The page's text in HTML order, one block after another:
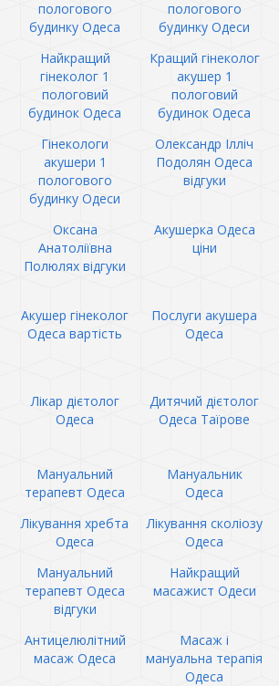
пологового
будинку Одеса
пологового
будинку Одеси
Найкращий
гінеколог 1
пологовий
будинок Одеса
Кращий гінеколог
акушер 1
пологовий
будинок Одеса
Гінекологи
акушери 1
пологового
будинку Одеси
Олександр Ілліч
Подолян Одеса
відгуки
Оксана
Анатоліївна
Полюлях відгуки
Акушерка Одеса
ціни
Акушер гінеколог
Одеса вартість
Послуги акушера
Одеса
Лікар дієтолог
Одеса
Дитячий дієтолог
Одеса Таїрове
Мануальний
терапевт Одеса
Мануальник
Одеса
Лікування хребта
Одеса
Лікування сколіозу
Одеса
Мануальний
терапевт Одеса
відгуки
Найкращий
масажист Одеси
Антицелюлітний
масаж Одеса
Масаж і
мануальна терапія
Одеса